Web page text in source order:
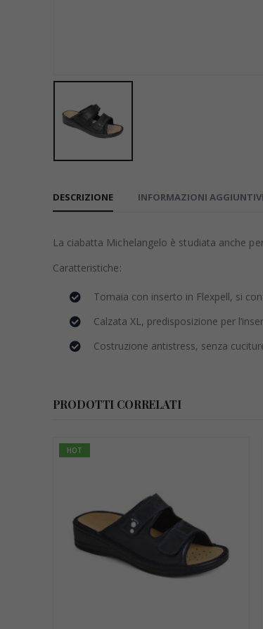
DESCRIZIONE INFORMAZIONI
La ciabatta Michelangelo è studiata anche
Caratteristiche:
Tomaia con inserto in Flexpell, si
Calzata XL, predisposizione per
Costruzione antistress, senza
PRODOTTI CORRELATI
HOT